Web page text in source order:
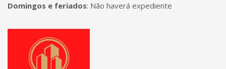
Domingos e feriados: Não haverá expediente
Página inicial